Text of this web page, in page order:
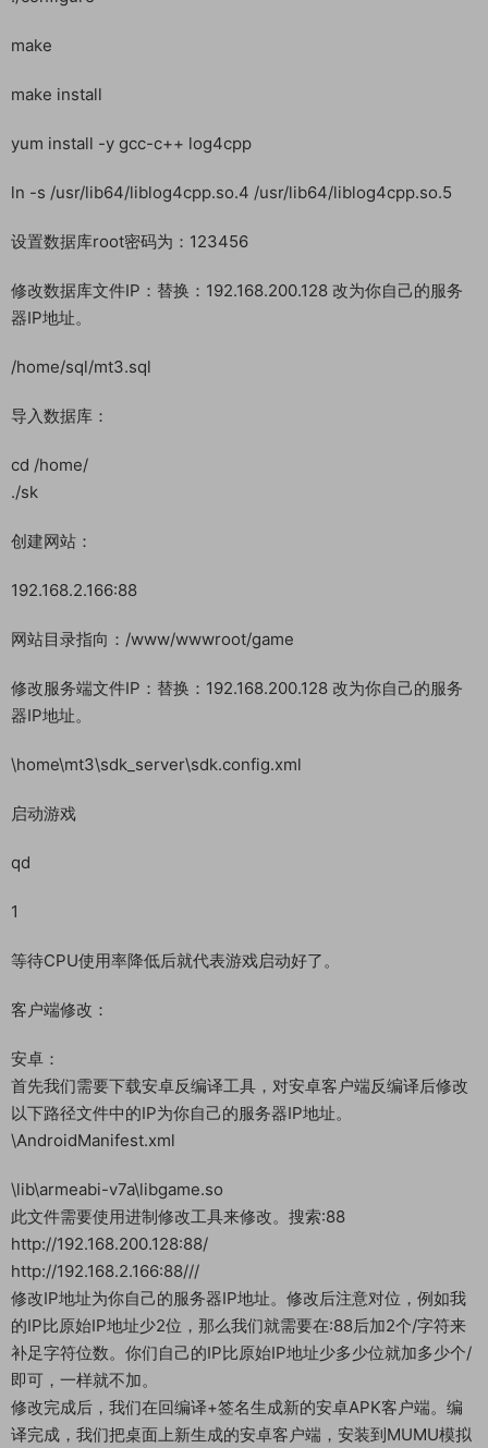
rpm -ivh jdk-8u144-linux-x64.rpm
tar zxvf log4cpp-1.1.3.tar.gz
cd log4cpp
./configure
make
make install
yum install -y gcc-c++ log4cpp
ln -s /usr/lib64/liblog4cpp.so.4 /usr/lib64/liblog4cpp.so.5
设置数据库root密码为：123456
器IP地址。
/home/sql/mt3.sql
导入数据库：
cd /home/
./sk
创建网站：
192.168.2.166:88
网站目录指向：/www/wwwroot/game
修改服务端文件IP：替换：192.168.200.128 改为你自己的服务
器IP地址。
\home\mt3\sdk_server\sdk.config.xml
启动游戏
qd
1
等待CPU使用率降低后就代表游戏启动好了。
客户端修改：
安卓：
首先我们需要下载安卓反编译工具，对安卓客户端反编译后修改
以下路径文件中的IP为你自己的服务器IP地址。
\AndroidManifest.xml
\lib\armeabi-v7a\libgame.so